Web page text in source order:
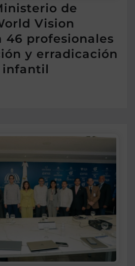
de
Vision
46 profesionales
y erradicación
infantil